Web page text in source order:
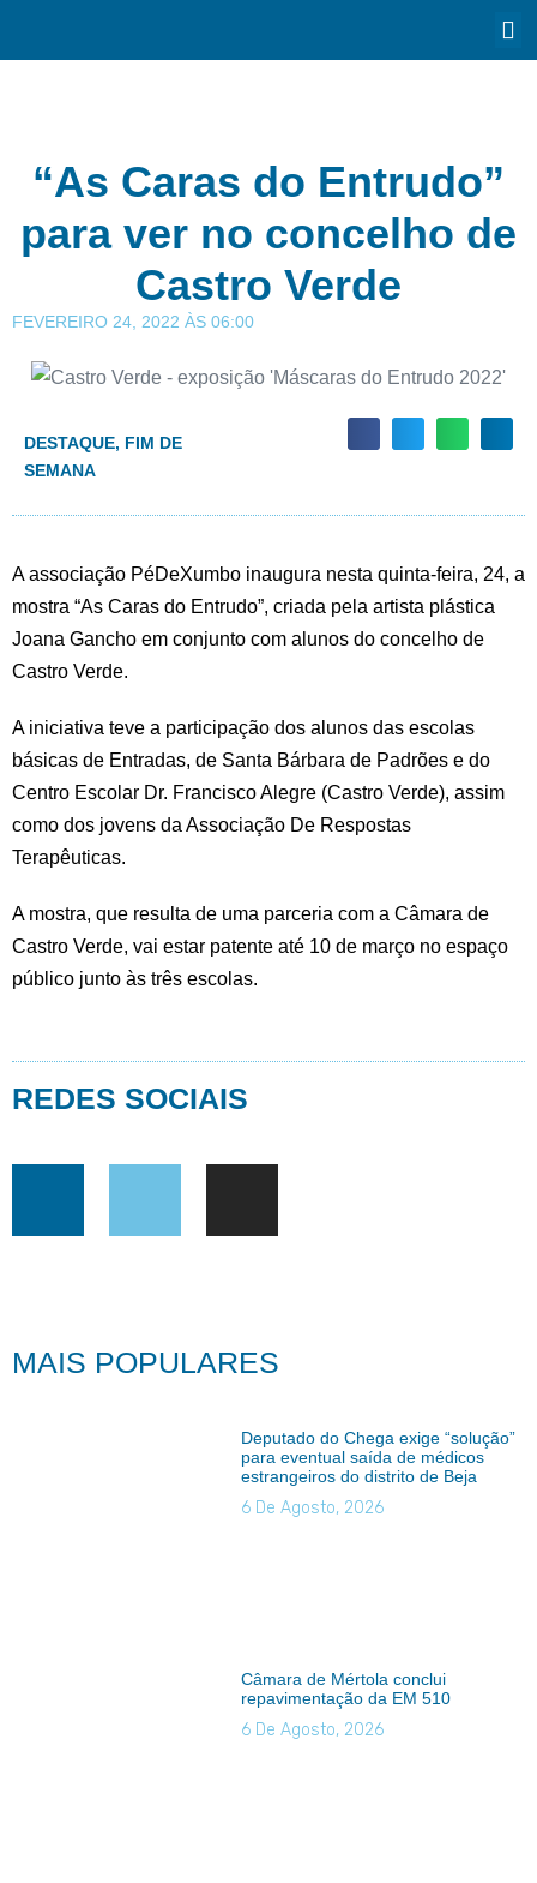
“As Caras do Entrudo”
para ver no concelho de
Castro Verde
FEVEREIRO 24, 2022 ÀS 06:00
DESTAQUE, FIM DE
SEMANA
A associação PéDeXumbo inaugura nesta quinta-feira, 24, a
mostra “As Caras do Entrudo”, criada pela artista plástica
Joana Gancho em conjunto com alunos do concelho de
Castro Verde.
A iniciativa teve a participação dos alunos das escolas
básicas de Entradas, de Santa Bárbara de Padrões e do
Centro Escolar Dr. Francisco Alegre (Castro Verde), assim
como dos jovens da Associação De Respostas
Terapêuticas.
A mostra, que resulta de uma parceria com a Câmara de
Castro Verde, vai estar patente até 10 de março no espaço
público junto às três escolas.
REDES SOCIAIS
MAIS POPULARES
Deputado do Chega exige “solução”
para eventual saída de médicos
estrangeiros do distrito de Beja
6 De Agosto, 2026
Câmara de Mértola conclui
repavimentação da EM 510
6 De Agosto, 2026